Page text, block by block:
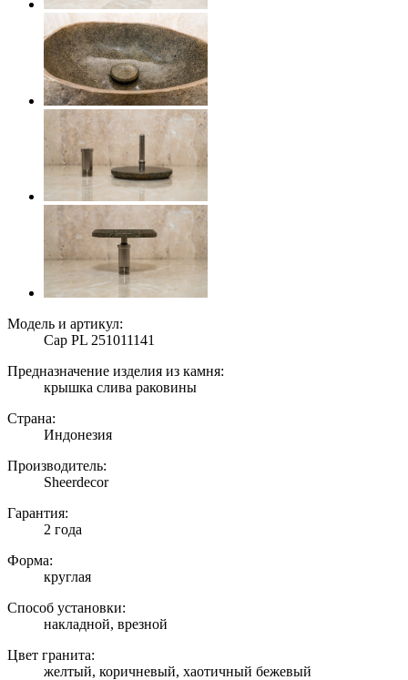
Модель и артикул:
Cap PL 251011141
Предназначение изделия из камня:
крышка слива раковины
Страна:
Индонезия
Производитель:
Sheerdecor
Гарантия:
2 года
Форма:
круглая
Способ установки:
накладной, врезной
Цвет гранита:
желтый, коричневый, хаотичный бежевый